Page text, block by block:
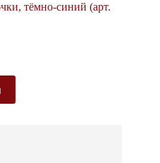
тёмно-синий (арт.